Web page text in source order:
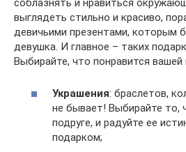
выглядеть стильно и красиво,
девичьими презентами, которым
девушка. И главное – таких
Выбирайте, что понравится вашей
Украшения: браслетов,
не бывает! Выбирайте то,
подруге, и радуйте ее
подарком;